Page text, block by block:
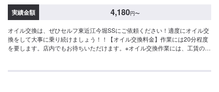
実績金額 4,180円〜
オイル交換は、ぜひセルフ東近江今堀SSにご依頼ください！適度にオイル交
換をして大事に乗り続けましょう！！【オイル交換料金】作業には20分程度
を要します。店内でもお待ちいただけます。※オイル交換作業には、工賃の
8.▶︎2,310円（環境対応／超省燃費）・0W-20▶︎1,980円（0W-20推奨車専